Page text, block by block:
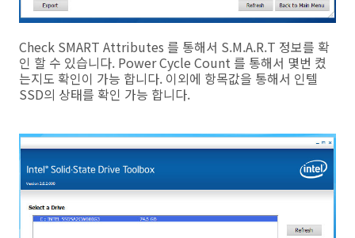
Check SMART Attributes 를 통해서 S.M.A.R.T 정보를 확
인 할 수 있습니다. Power Cycle Count 를 통해서 몇번 켰
는지도 확인이 가능 합니다. 이외에 항목값을 통해서 인텔
SSD의 상태를 확인 가능 합니다.